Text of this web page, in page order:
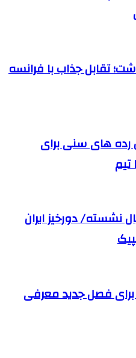
تقابل جذاب با فرانسه
رده های سنی برای
نشسته/ دورخیز ایران
مادرید برای فصل جدید معرفی